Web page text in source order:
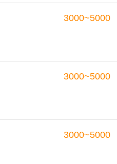
3000~5000
3000~5000
3000~5000